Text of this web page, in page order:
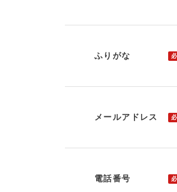
ふりがな
メールアドレス
電話番号